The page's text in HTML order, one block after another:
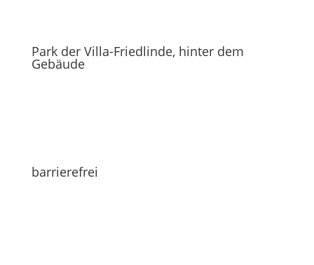
Park der Villa-Friedlinde, hinter dem
Gebäude
barrierefrei